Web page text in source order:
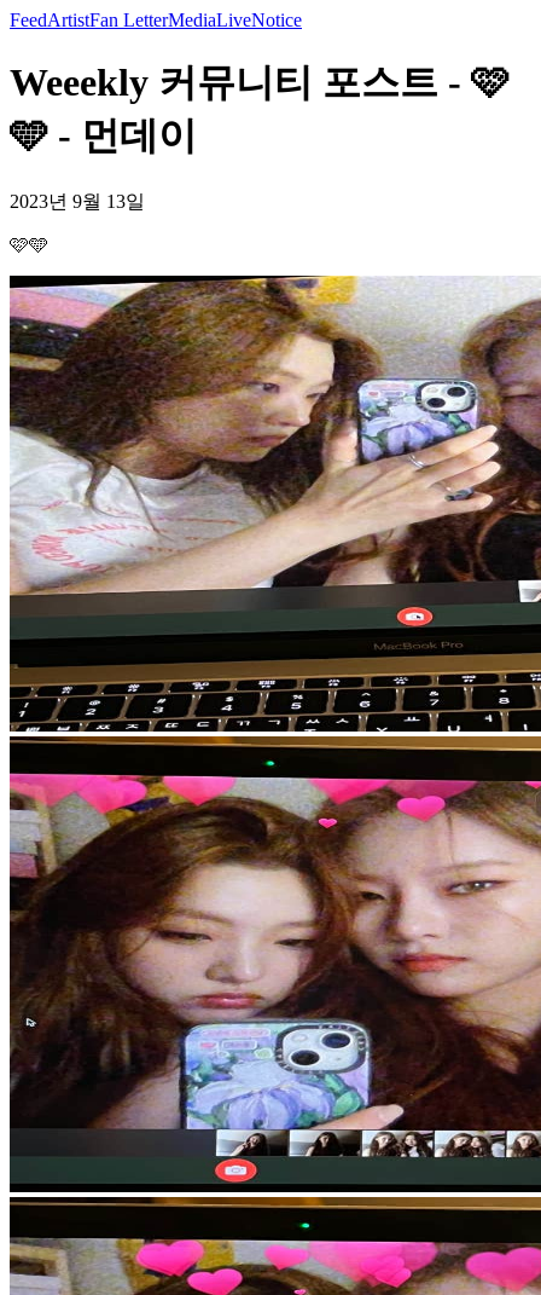
FeedArtistFan LetterMediaLiveNotice
Weeekly 커뮤니티 포스트 - 🩷
🩵 - 먼데이
2023년 9월 13일
🩷🩵